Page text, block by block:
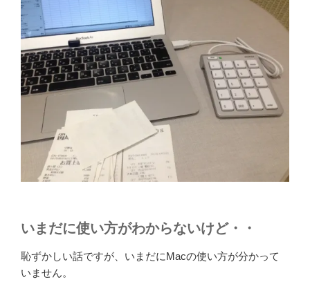
いまだに使い方がわからないけど・・
恥ずかしい話ですが、いまだにMacの使い方が分かって
いません。